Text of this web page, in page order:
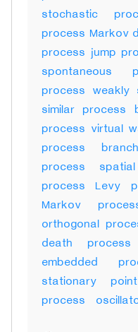
stochastic
process Markov
process jump
spontaneous
process
similar process
process virtual
process
process
process Levy
Markov
orthogonal
death
embedded
stationary
process